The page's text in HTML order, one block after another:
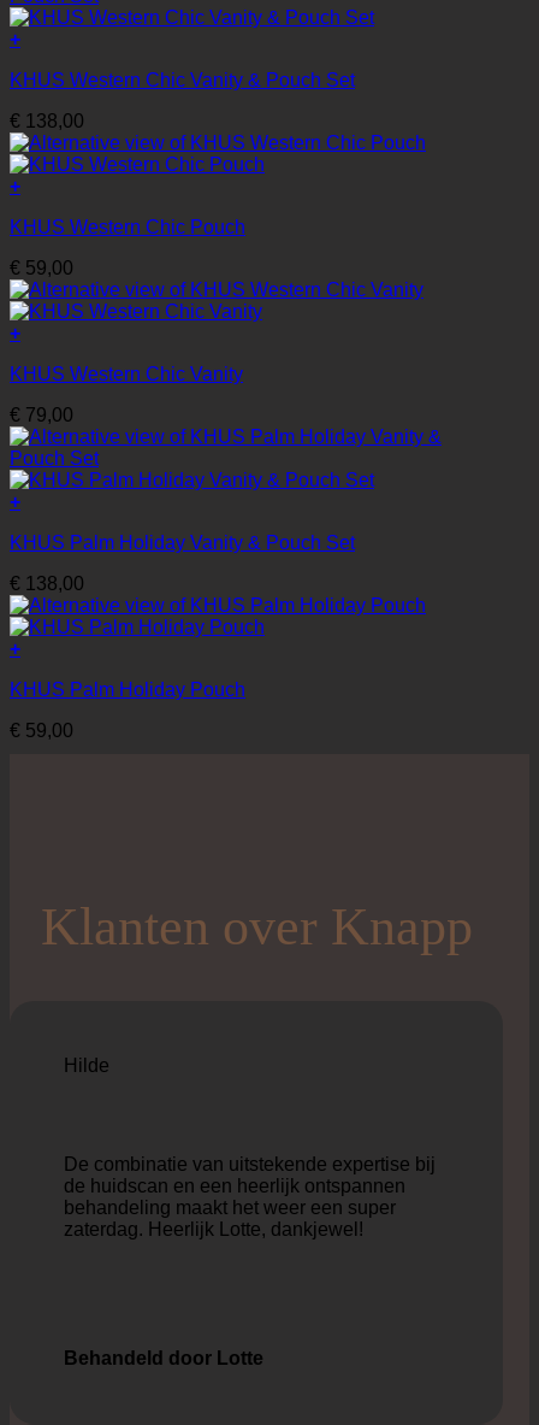
+
KHUS Western Chic Vanity & Pouch Set
€ 138,00
+
KHUS Western Chic Pouch
€ 59,00
+
KHUS Western Chic Vanity
€ 79,00
+
KHUS Palm Holiday Vanity & Pouch Set
€ 138,00
+
KHUS Palm Holiday Pouch
€ 59,00
Klanten over Knapp
Hilde
De combinatie van uitstekende expertise bij
de huidscan en een heerlijk ontspannen
behandeling maakt het weer een super
zaterdag. Heerlijk Lotte, dankjewel!
Behandeld door Lotte